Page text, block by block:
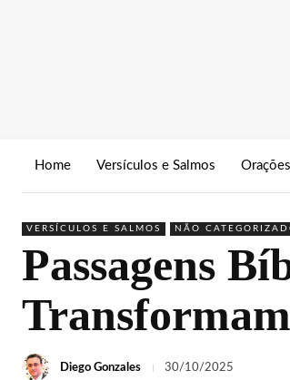
Home Versículos e Salmos Orações
VERSÍCULOS E SALMOS NÃO
Passagens
Diego Gonzales 30/10/2025